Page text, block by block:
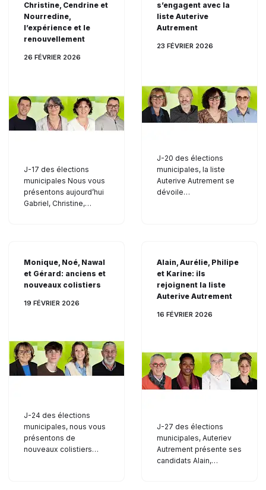
Christine, Cendrine et
Nourredine,
l’expérience et le
renouvellement
26 FÉVRIER 2026
J-17 des élections
municipales Nous vous
présentons aujourd’hui
Gabriel, Christine,…
s’engagent avec la
liste Auterive
Autrement
23 FÉVRIER 2026
J-20 des élections
municipales, la liste
Auterive Autrement se
dévoile…
Monique, Noé, Nawal
et Gérard: anciens et
nouveaux colistiers
19 FÉVRIER 2026
J-24 des élections
municipales, nous vous
présentons de
nouveaux colistiers…
Alain, Aurélie, Philipe
et Karine: ils
rejoignent la liste
Auterive Autrement
16 FÉVRIER 2026
J-27 des élections
municipales, Auteriev
Autrement présente ses
candidats Alain,…